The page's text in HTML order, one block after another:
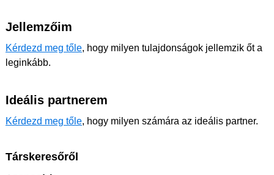
Jellemzőim
Kérdezd meg tőle, hogy milyen tulajdonságok jellemzik őt a
leginkább.
Ideális partnerem
Kérdezd meg tőle, hogy milyen számára az ideális partner.
Társkeresőről